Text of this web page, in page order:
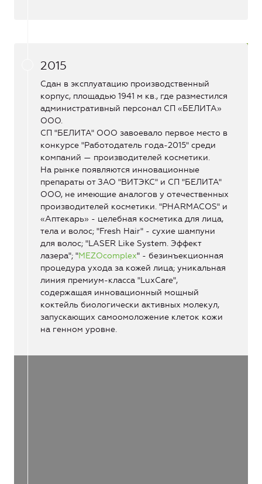
2015
Сдан в эксплуатацию производственный
корпус, площадью 1941 м кв., где разместился
административный персонал СП «БЕЛИТА»
ООО.
СП "БЕЛИТА" ООО завоевало первое место в
конкурсе "Работодатель года-2015" среди
компаний — производителей косметики.
На рынке появляются инновационные
препараты от ЗАО "ВИТЭКС" и СП "БЕЛИТА"
ООО, не имеющие аналогов у отечественных
производителей косметики. "PHARMACOS" и
«Аптекарь» - целебная косметика для лица,
тела и волос; "Fresh Hair" - сухие шампуни
для волос; "LASER Like System. Эффект
лазера"; "MEZOcomplex" - безинъекционная
процедура ухода за кожей лица; уникальная
линия премиум-класса "LuxCare",
содержащая инновационный мощный
коктейль биологически активных молекул,
запускающих самоомоложение клеток кожи
на генном уровне.